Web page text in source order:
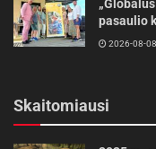
pasaulio
2026-08-08
Skaitomiausi